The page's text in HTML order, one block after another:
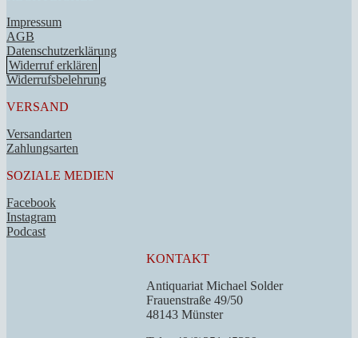
Impressum
AGB
Datenschutzerklärung
Widerruf erklären
Widerrufsbelehrung
VERSAND
Versandarten
Zahlungsarten
SOZIALE MEDIEN
Facebook
Instagram
Podcast
KONTAKT
Antiquariat Michael Solder
Frauenstraße 49/50
48143 Münster